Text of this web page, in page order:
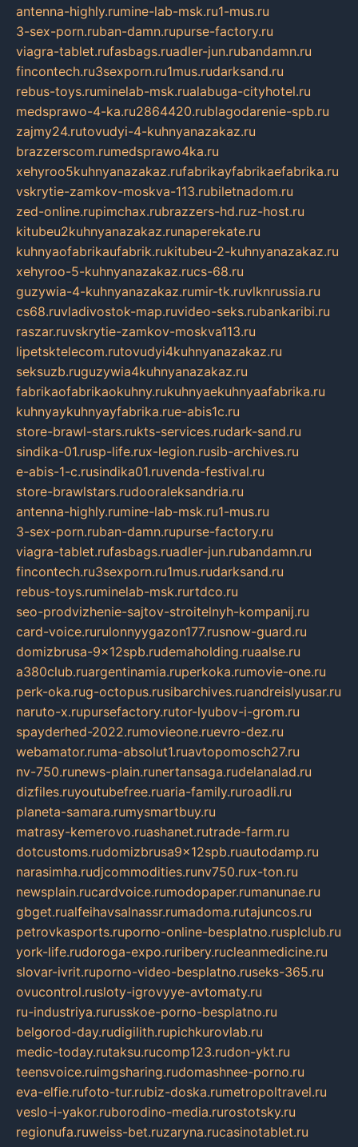
antenna-highly.rumine-lab-msk.ru1-mus.ru
3-sex-porn.ruban-damn.rupurse-factory.ru
viagra-tablet.rufasbags.ruadler-jun.rubandamn.ru
fincontech.ru3sexporn.ru1mus.rudarksand.ru
rebus-toys.ruminelab-msk.rualabuga-cityhotel.ru
medsprawo-4-ka.ru2864420.rublagodarenie-spb.ru
zajmy24.rutovudyi-4-kuhnyanazakaz.ru
brazzerscom.rumedsprawo4ka.ru
xehyroo5kuhnyanazakaz.rufabrikayfabrikaefabrika.ru
vskrytie-zamkov-moskva-113.rubiletnadom.ru
zed-online.rupimchax.rubrazzers-hd.ruz-host.ru
kitubeu2kuhnyanazakaz.runaperekate.ru
kuhnyaofabrikaufabrik.rukitubeu-2-kuhnyanazakaz.ru
xehyroo-5-kuhnyanazakaz.rucs-68.ru
guzywia-4-kuhnyanazakaz.rumir-tk.ruvlknrussia.ru
cs68.ruvladivostok-map.ruvideo-seks.rubankaribi.ru
raszar.ruvskrytie-zamkov-moskva113.ru
lipetsktelecom.rutovudyi4kuhnyanazakaz.ru
seksuzb.ruguzywia4kuhnyanazakaz.ru
fabrikaofabrikaokuhny.rukuhnyaekuhnyaafabrika.ru
kuhnyaykuhnyayfabrika.rue-abis1c.ru
store-brawl-stars.rukts-services.rudark-sand.ru
sindika-01.rusp-life.rux-legion.rusib-archives.ru
e-abis-1-c.rusindika01.ruvenda-festival.ru
store-brawlstars.rudooraleksandria.ru
antenna-highly.rumine-lab-msk.ru1-mus.ru
3-sex-porn.ruban-damn.rupurse-factory.ru
viagra-tablet.rufasbags.ruadler-jun.rubandamn.ru
fincontech.ru3sexporn.ru1mus.rudarksand.ru
rebus-toys.ruminelab-msk.rurtdco.ru
seo-prodvizhenie-sajtov-stroitelnyh-kompanij.ru
card-voice.rurulonnyygazon177.rusnow-guard.ru
domizbrusa-9x12spb.rudemaholding.ruaalse.ru
a380club.ruargentinamia.ruperkoka.rumovie-one.ru
perk-oka.rug-octopus.rusibarchives.ruandreislyusar.ru
naruto-x.rupursefactory.rutor-lyubov-i-grom.ru
spayderhed-2022.rumovieone.ruevro-dez.ru
webamator.ruma-absolut1.ruavtopomosch27.ru
nv-750.runews-plain.runertansaga.rudelanalad.ru
dizfiles.ruyoutubefree.ruaria-family.ruroadli.ru
planeta-samara.rumysmartbuy.ru
matrasy-kemerovo.ruashanet.rutrade-farm.ru
dotcustoms.rudomizbrusa9x12spb.ruautodamp.ru
narasimha.rudjcommodities.runv750.rux-ton.ru
newsplain.rucardvoice.rumodopaper.rumanunae.ru
gbget.rualfeihavsalnassr.rumadoma.rutajuncos.ru
petrovkasports.ruporno-online-besplatno.rusplclub.ru
york-life.rudoroga-expo.ruribery.rucleanmedicine.ru
slovar-ivrit.ruporno-video-besplatno.ruseks-365.ru
ovucontrol.rusloty-igrovyye-avtomaty.ru
ru-industriya.rurusskoe-porno-besplatno.ru
belgorod-day.rudigilith.rupichkurovlab.ru
medic-today.rutaksu.rucomp123.rudon-ykt.ru
teensvoice.ruimgsharing.rudomashnee-porno.ru
eva-elfie.rufoto-tur.rubiz-doska.rumetropoltravel.ru
veslo-i-yakor.ruborodino-media.rurostotsky.ru
regionufa.ruweiss-bet.ruzaryna.rucasinotablet.ru